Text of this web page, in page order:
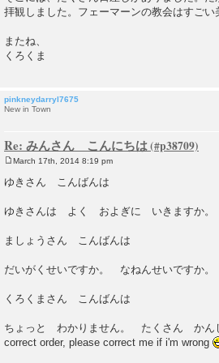
拝観しました。フェーマーンの教会はすごい
またね、
くろくま
pinkneydarryl7675
New in Town
Re: みんさん こんにちは
o
s
March 17th, 2014 8:19 pm
ゆきさん こんばんは
ゆきさんは よく およぎに いきますか
ましょうさん こんばんは
だいがくせいですか。 なねんせいです
くろくまさん こんばんは
ちょっと わかりません。 たくさん かん
correct order, please correct me if i'm wrong